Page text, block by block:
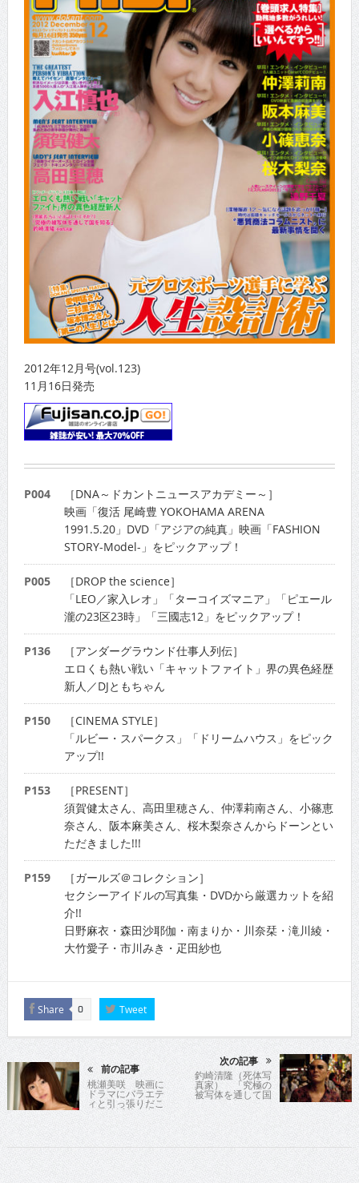
2012年12月号(vol.123)
11月16日発売
P004
［DNA～ドカントニュースアカデミー～］
映画「復活 尾崎豊 YOKOHAMA ARENA
1991.5.20」DVD「アジアの純真」映画「FASHION
STORY-Model-」をピックアップ！
P005
［DROP the science］
「LEO／家入レオ」「ターコイズマニア」「ピエール
瀧の23区23時」「三國志12」をピックアップ！
P136
［アンダーグラウンド仕事人列伝］
エロくも熱い戦い「キャットファイト」界の異色経歴
新人／DJともちゃん
P150
［CINEMA STYLE］
「ルビー・スパークス」「ドリームハウス」をピック
アップ!!
P153
［PRESENT］
須賀健太さん、高田里穂さん、仲澤莉南さん、小篠恵
奈さん、阪本麻美さん、桜木梨奈さんからドーンとい
ただきました!!!
P159
［ガールズ＠コレクション］
セクシーアイドルの写真集・DVDから厳選カットを紹
介!!
日野麻衣・森田沙耶伽・南まりか・川奈栞・滝川綾・
大竹愛子・市川みき・疋田紗也
Share 0 Tweet
前の記事
桃瀬美咲 映画に
ドラマにバラエテ
ィと引っ張りだこ
な正統派美少女ミ
サッキーがグラビ
ア展開再始動
次の記事
釣崎清隆（死体写
真家） 「究極の
被写体を通して国
を知る」